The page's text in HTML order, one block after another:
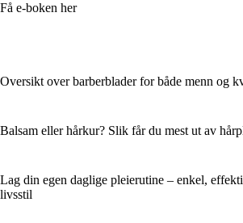
Få e-boken her
Oversikt over barberblader for både menn og
Balsam eller hårkur? Slik får du mest ut av
Lag din egen daglige pleierutine – enkel,
livsstil